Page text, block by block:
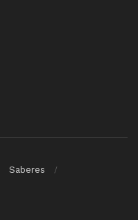
Saberes